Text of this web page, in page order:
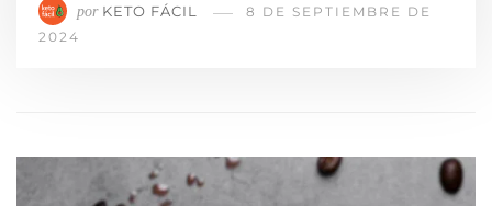
por KETO FÁCIL
8 DE SEPTIEMBRE DE
2024